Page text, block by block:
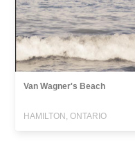
Van Wagner's Beach
HAMILTON, ONTARIO